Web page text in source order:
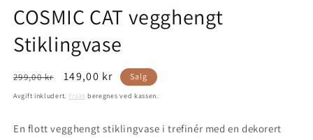
COSMIC CAT vegghengt
Stiklingvase
Vanlig
pris
299,00 kr Salgspris
149,00 kr Salg
Avgift inkludert. Frakt beregnes ved kassen.
En flott vegghengt stiklingvase i trefinér med en dekorert